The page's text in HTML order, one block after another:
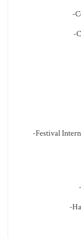
-
-
-Festival
-